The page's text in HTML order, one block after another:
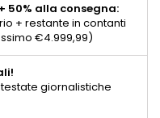
50% alla consegna:
+ restante in contanti
€4.999,99)
giornalistiche